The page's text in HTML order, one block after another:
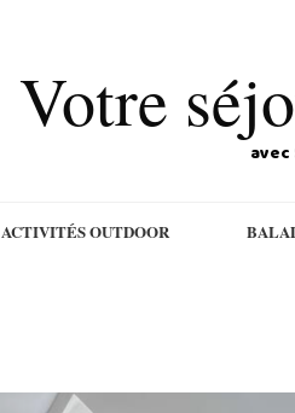
Votre
avec
ACTIVITÉS OUTDOOR